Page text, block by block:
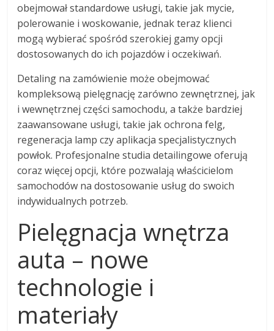
obejmował standardowe usługi, takie jak mycie,
polerowanie i woskowanie, jednak teraz klienci
mogą wybierać spośród szerokiej gamy opcji
dostosowanych do ich pojazdów i oczekiwań.
Detaling na zamówienie może obejmować
kompleksową pielęgnację zarówno zewnętrznej, jak
i wewnętrznej części samochodu, a także bardziej
zaawansowane usługi, takie jak ochrona felg,
regeneracja lamp czy aplikacja specjalistycznych
powłok. Profesjonalne studia detailingowe oferują
coraz więcej opcji, które pozwalają właścicielom
samochodów na dostosowanie usług do swoich
indywidualnych potrzeb.
Pielęgnacja wnętrza
auta – nowe
technologie i
materiały